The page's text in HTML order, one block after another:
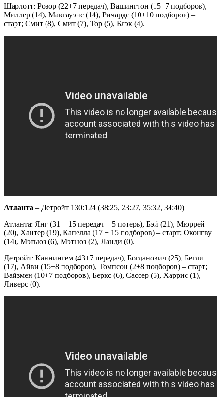
Шарлотт: Розор (22+7 передач), Вашингтон (15+7 подборов),
Миллер (14), Макгауэнс (14), Ричардс (10+10 подборов) –
старт; Смит (8), Смит (7), Тор (5), Блэк (4).
Атланта – Детройт 130:124 (38:25, 23:27, 35:32, 34:40)
Атланта: Янг (31 + 15 передач + 5 потерь), Бэй (21), Мюррей
(20), Хантер (19), Капелла (17 + 15 подборов) – старт; Оконгву
(14), Мэтьюз (6), Мэтьюз (2), Ланди (0).
Детройт: Каннингем (43+7 передач), Богданович (25), Бегли
(17), Айви (15+8 подборов), Томпсон (2+8 подборов) – старт;
Вайзмен (10+7 подборов), Беркс (6), Сассер (5), Харрис (1),
Ливерс (0).